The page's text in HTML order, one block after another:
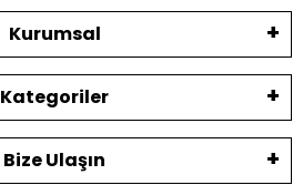
Kurumsal
Kategoriler
Bize Ulaşın